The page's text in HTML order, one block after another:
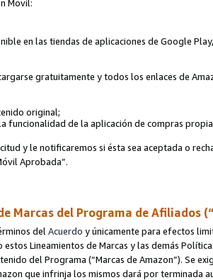
Móvil:
en las tiendas de aplicaciones de Google
gratuitamente y todos los enlaces de
original;
funcionalidad de la aplicación de compras
y le notificaremos si ésta sea aceptada o
Aprobada”.
Marcas del Programa de Afiliados
del Acuerdo y únicamente para efectos
estos Lineamientos de Marcas y las demás
del Programa (“Marcas de Amazon”). Se
que infrinja los mismos dará por terminada